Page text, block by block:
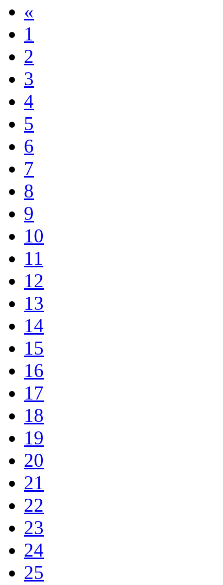
«
1
2
3
4
5
6
7
8
9
10
11
12
13
14
15
16
17
18
19
20
21
22
23
24
25